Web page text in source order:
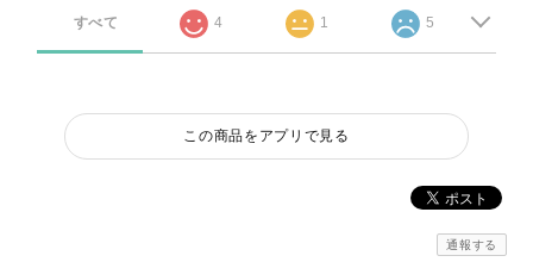
すべて 4 1 5
この商品をアプリで見る
通報する